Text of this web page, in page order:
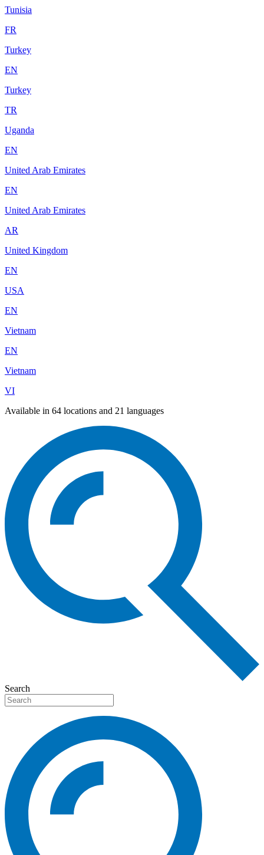
Tunisia
FR
Turkey
EN
Turkey
TR
Uganda
EN
United Arab Emirates
EN
United Arab Emirates
AR
United Kingdom
EN
USA
EN
Vietnam
EN
Vietnam
VI
Available in 64 locations and 21 languages
Search